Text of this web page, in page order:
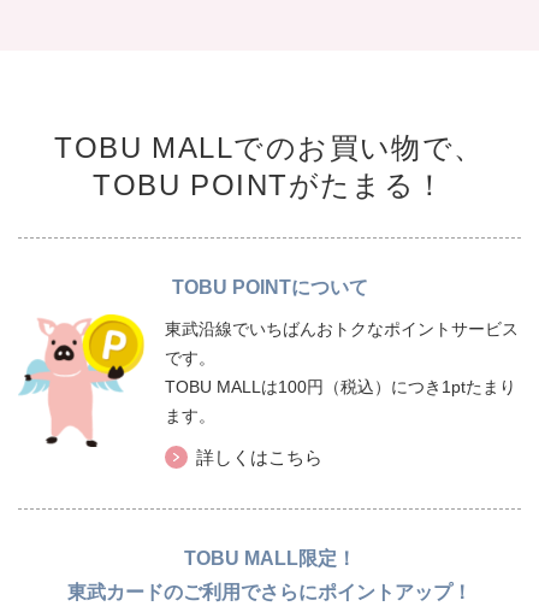
TOBU MALLでのお買い物で、
TOBU POINTがたまる！
TOBU POINTについて
東武沿線でいちばんおトクなポイントサービス
です。
TOBU MALLは100円（税込）につき1ptたまり
ます。
詳しくはこちら
TOBU MALL限定！
東武カードのご利用でさらにポイントアップ！